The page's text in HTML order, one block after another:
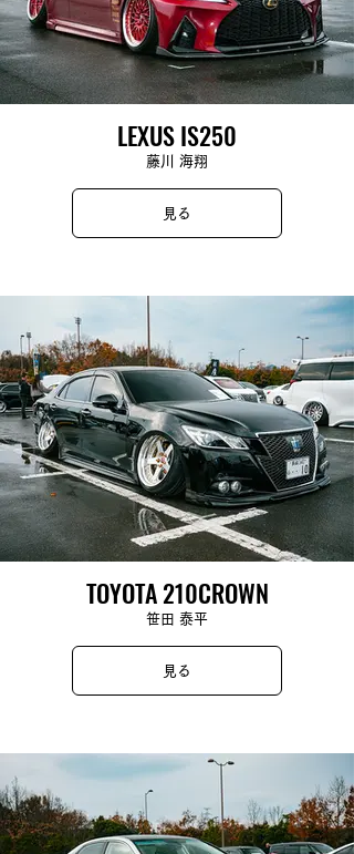
LEXUS IS250
藤川 海翔
見る
TOYOTA 210CROWN
笹田 泰平
見る